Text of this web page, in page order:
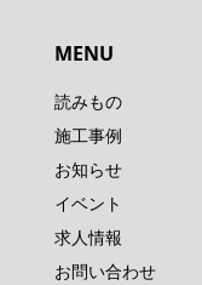
MENU
読みもの
施工事例
お知らせ
イベント
求人情報
お問い合わせ